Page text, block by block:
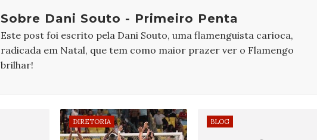
Sobre Dani Souto - Primeiro Penta
Este post foi escrito pela Dani Souto, uma flamenguista carioca,
radicada em Natal, que tem como maior prazer ver o Flamengo
brilhar!
DIRETORIA BLOG